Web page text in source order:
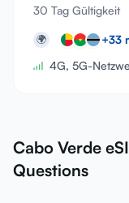
30 Tag Gültigkeit
🌍 +33
4G, 5G-
Cabo Verde
Questions